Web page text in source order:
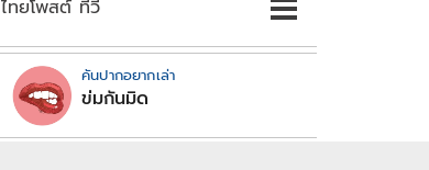
ไทยโพสต์ ทีวี
คันปากอยากเล่า
ข่มกันมิด